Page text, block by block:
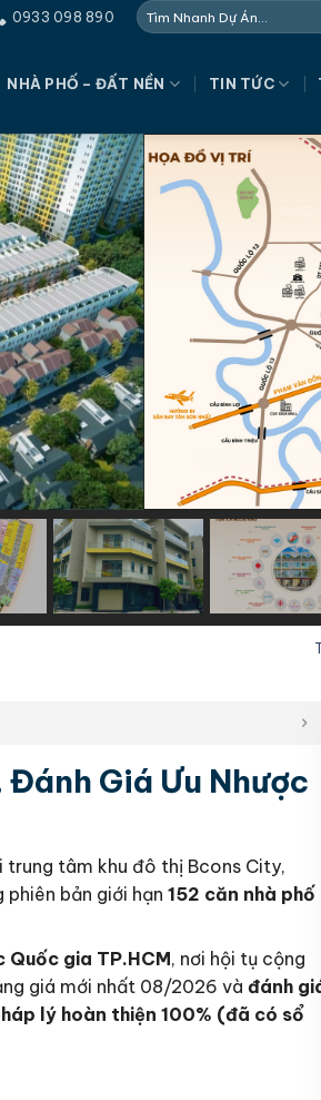
0933 098 890
NHÀ PHỐ – ĐẤT NỀN TIN TỨC
Giá Ưu Nhược
trung tâm khu đô thị Bcons City,
phiên bản giới hạn 152 căn nhà phố
Quốc gia TP.HCM, nơi hội tụ cộng
giá mới nhất 08/2026 và đánh
lý hoàn thiện 100% (đã có sổ